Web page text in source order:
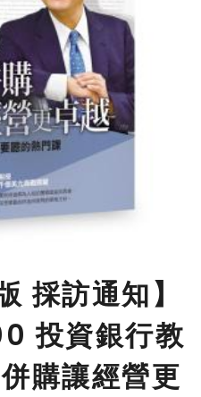
採訪通知】
投資銀行教
購讓經營更